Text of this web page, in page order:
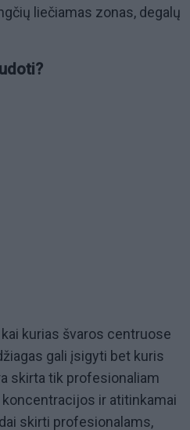
liečiamas zonas, degalų
kurias švaros centruose
gali įsigyti bet kuris
skirta tik profesionaliam
ir atitinkamai
skirti profesionalams,